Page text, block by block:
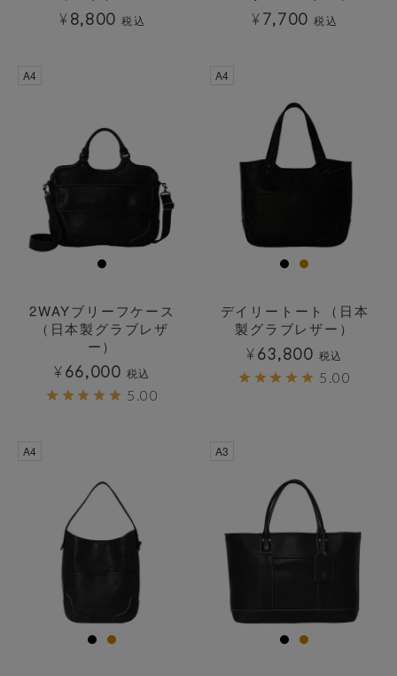
¥8,800 税込
¥7,700 税込
A4
2WAYブリーフケース
（日本製グラブレザ
ー）
¥66,000 税込
5.00
A4
デイリートート（日本
製グラブレザー）
¥63,800 税込
5.00
A4 A3